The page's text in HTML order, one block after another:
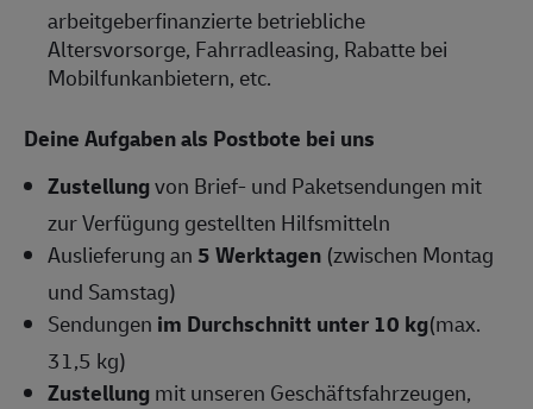
arbeitgeberfinanzierte betriebliche
Altersvorsorge, Fahrradleasing, Rabatte bei
Mobilfunkanbietern, etc.
Deine Aufgaben als Postbote bei uns
Zustellungvon Brief- und Paketsendungen mit
zur Verfügung gestellten Hilfsmitteln
Auslieferung an5 Werktagen (zwischen Montag
und Samstag)
Sendungen im Durchschnitt unter 10 kg(max.
31,5 kg)
Zustellungmit unseren Geschäftsfahrzeugen,